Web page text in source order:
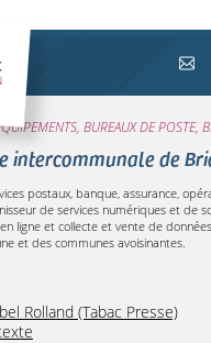
BUREAUX DE POSTE,
intercommunale de
postaux, banque, assurance,
de services numériques et de
ligne et collecte et vente de
et des communes avoisinantes.
Rolland (Tabac Presse)